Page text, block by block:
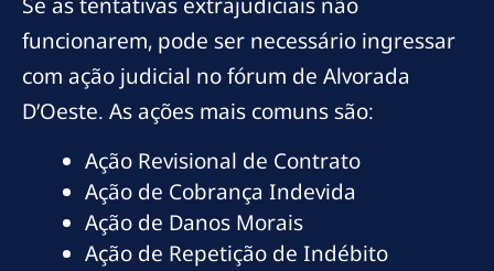
funcionarem, pode ser necessário ingressar
com ação judicial no fórum de Alvorada
D’Oeste. As ações mais comuns são:
Ação Revisional de Contrato
Ação de Cobrança Indevida
Ação de Danos Morais
Ação de Repetição de Indébito